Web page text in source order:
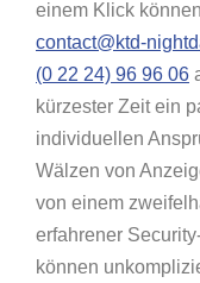
einem Klick
contact@ktd-
(0 22 24) 96 96 06
kürzester Zeit ein
individuellen
Wälzen von
von einem
erfahrener
können